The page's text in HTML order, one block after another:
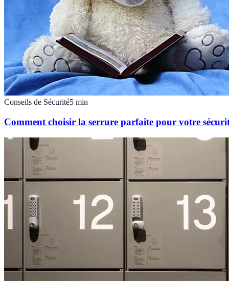
Conseils de Sécurité5 min
Comment choisir la serrure parfaite pour votre